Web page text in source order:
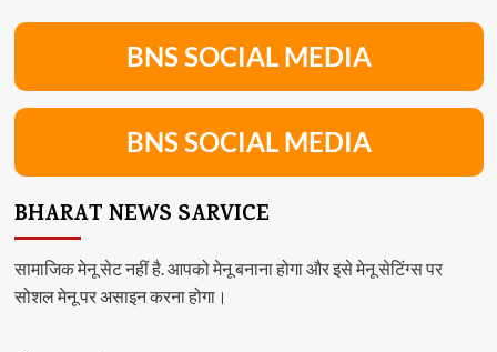
BNS SOCIAL MEDIA
BNS SOCIAL MEDIA
BHARAT NEWS SARVICE
सामाजिक मेनू सेट नहीं है. आपको मेनू बनाना होगा और इसे मेनू सेटिंग्स पर
सोशल मेनू पर असाइन करना होगा।